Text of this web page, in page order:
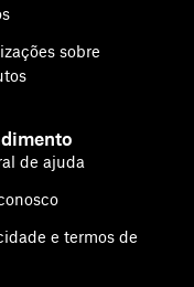
sobre
de ajuda
e termos de